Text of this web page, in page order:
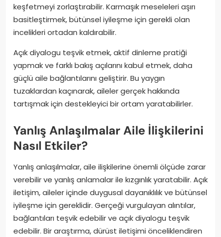
keşfetmeyi zorlaştırabilir. Karmaşık meseleleri aşırı
basitleştirmek, bütünsel iyileşme için gerekli olan
incelikleri ortadan kaldırabilir.
Açık diyalogu teşvik etmek, aktif dinleme pratiği
yapmak ve farklı bakış açılarını kabul etmek, daha
güçlü aile bağlantılarını geliştirir. Bu yaygın
tuzaklardan kaçınarak, aileler gerçek hakkında
tartışmak için destekleyici bir ortam yaratabilirler.
Yanlış Anlaşılmalar Aile İlişkilerini
Nasıl Etkiler?
Yanlış anlaşılmalar, aile ilişkilerine önemli ölçüde zarar
verebilir ve yanlış anlamalar ile kızgınlık yaratabilir. Açık
iletişim, aileler içinde duygusal dayanıklılık ve bütünsel
iyileşme için gereklidir. Gerçeği vurgulayan alıntılar,
bağlantıları teşvik edebilir ve açık diyalogu teşvik
edebilir. Bir araştırma, dürüst iletişimi önceliklendiren